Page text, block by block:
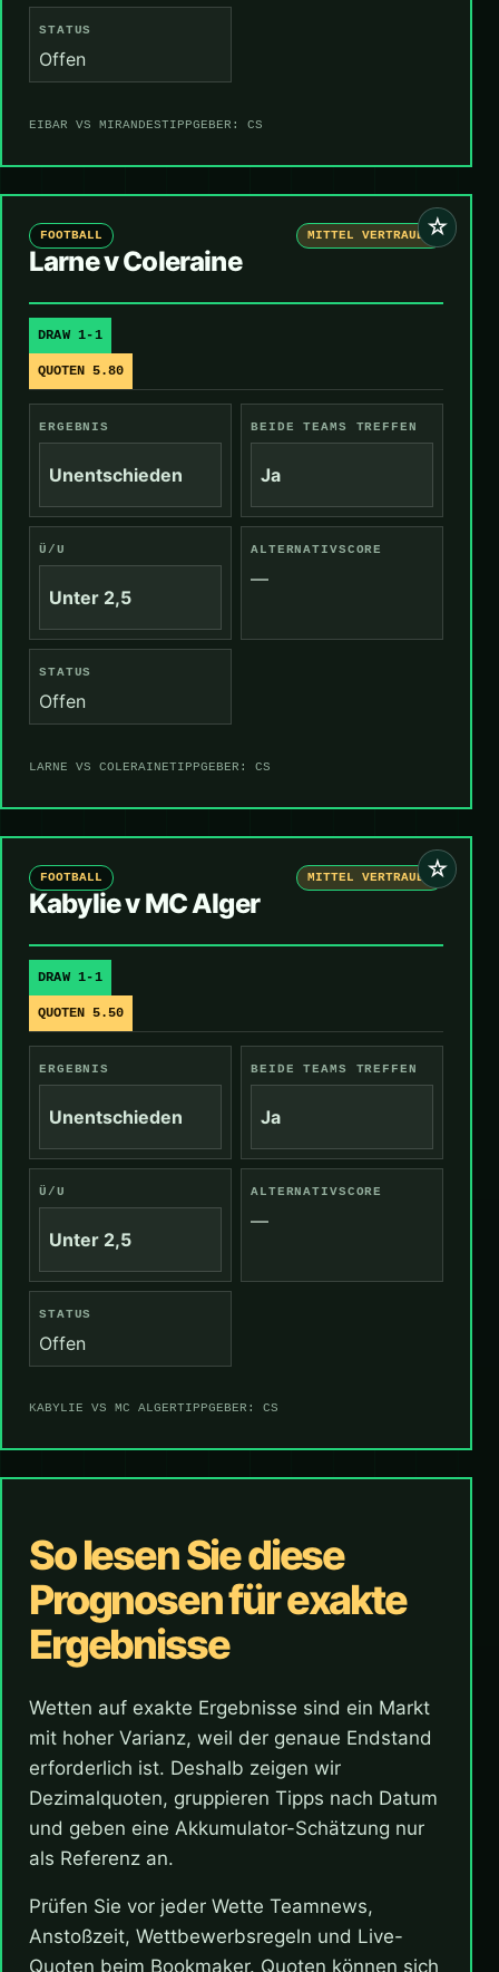
STATUS
Offen
EIBAR VS MIRANDESTIPPGEBER: CS
☆
FOOTBALL MITTEL VERTRAUEN
Larne v Coleraine
DRAW 1-1
QUOTEN 5.80
ERGEBNIS
Unentschieden
BEIDE TEAMS TREFFEN
Ja
Ü/U
Unter 2,5
ALTERNATIVSCORE
—
STATUS
Offen
LARNE VS COLERAINETIPPGEBER: CS
☆
FOOTBALL MITTEL VERTRAUEN
Kabylie v MC Alger
DRAW 1-1
QUOTEN 5.50
ERGEBNIS
Unentschieden
BEIDE TEAMS TREFFEN
Ja
Ü/U
Unter 2,5
ALTERNATIVSCORE
—
STATUS
Offen
KABYLIE VS MC ALGERTIPPGEBER: CS
So lesen Sie diese
Prognosen für exakte
Ergebnisse
Wetten auf exakte Ergebnisse sind ein Markt
mit hoher Varianz, weil der genaue Endstand
erforderlich ist. Deshalb zeigen wir
Dezimalquoten, gruppieren Tipps nach Datum
und geben eine Akkumulator-Schätzung nur
als Referenz an.
Prüfen Sie vor jeder Wette Teamnews,
Anstoßzeit, Wettbewerbsregeln und Live-
Quoten beim Bookmaker. Quoten können sich